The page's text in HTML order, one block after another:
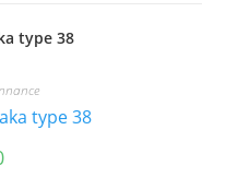
type 38